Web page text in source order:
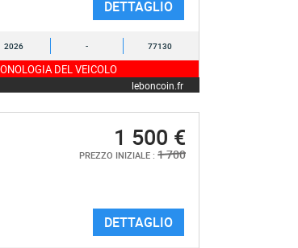
DETTAGLIO
2026 - 77130
DEL VEICOLO
leboncoin.fr
1 500 €
PREZZO INIZIALE : 1 700
DETTAGLIO